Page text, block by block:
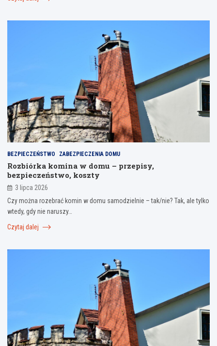
BEZPIECZEŃSTWO ZABEZPIECZENIA DOMU
Rozbiórka komina w domu – przepisy,
bezpieczeństwo, koszty
3 lipca 2026
Czy można rozebrać komin w domu samodzielnie – tak/nie? Tak, ale tylko
wtedy, gdy nie naruszy…
Czytaj dalej